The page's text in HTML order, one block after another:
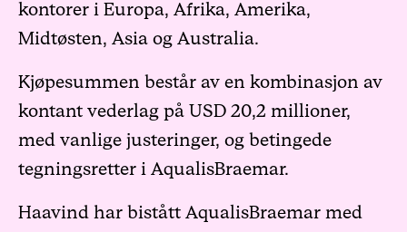
kontorer i Europa, Afrika, Amerika,
Midtøsten, Asia og Australia.
Kjøpesummen består av en kombinasjon av
kontant vederlag på USD 20,2 millioner,
med vanlige justeringer, og betingede
tegningsretter i AqualisBraemar.
Haavind har bistått AqualisBraemar med